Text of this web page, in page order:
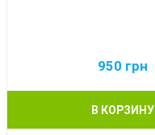
950 грн
В КОРЗИНУ